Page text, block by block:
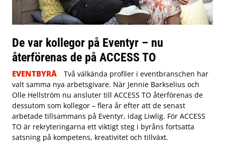
De var kollegor på Eventyr – nu
återförenas de på ACCESS TO
EVENTBYRÅ
Två välkända profiler i eventbranschen har
valt samma nya arbetsgivare. När Jennie Barkselius och
Olle Hellström nu ansluter till ACCESS TO återförenas de
dessutom som kollegor – flera år efter att de senast
arbetade tillsammans på Eventyr, idag Liwlig. För ACCESS
TO är rekryteringarna ett viktigt steg i byråns fortsatta
satsning på kompetens, kreativitet och tillväxt.